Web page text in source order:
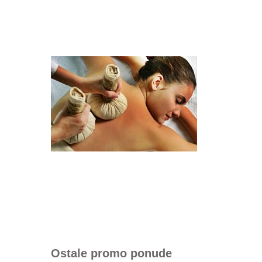
Ostale promo ponude